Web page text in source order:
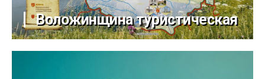
Воложинщина туристическая